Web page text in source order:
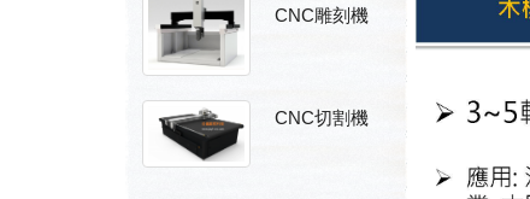
CNC雕刻機
CNC切割機